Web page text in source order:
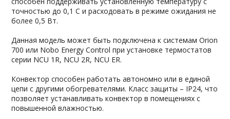
точностью до 0,1 С и расходовать в режиме ожидания не
более 0,5 Вт.
Данная модель может быть подключена к системам Orion
700 или Nobo Energy Control при установке термостатов
серии NCU 1R, NCU 2R, NCU ER.
Конвектор способен работать автономно или в единой
цепи с другими обогревателями. Класс защиты – IP24, что
позволяет устанавливать конвектор в помещениях с
повышенной влажностью.